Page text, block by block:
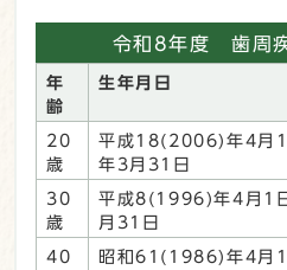
令和8年度 歯周
年
齢
生年月日
20
歳
平成18(2006)年4月
年3月31日
30
歳
平成8(1996)年4月1
月31日
40
昭和61(1986)年4月